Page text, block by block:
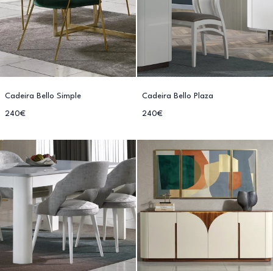
Cadeira Bello Simple
240€
Cadeira Bello Plaza
240€